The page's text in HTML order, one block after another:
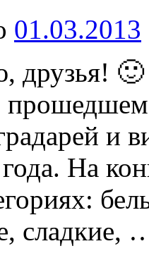
01.03.2013
друзья! 🙂
и
На
сладкие,